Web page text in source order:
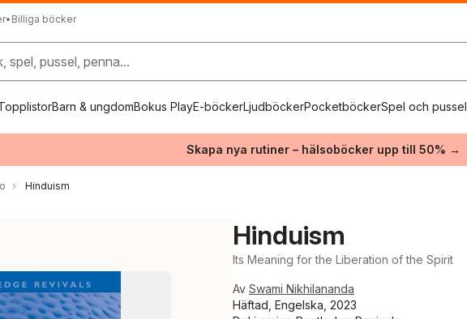
• Billiga böcker
spel, pussel, penna...
Barn & ungdomBokus PlayE-böckerLjudböckerPocketböckerSpel och pussel
Skapa nya rutiner – hälsoböcker upp till 50% →
Hinduism
Hinduism
Its Meaning for the Liberation of the Spirit
Av Swami Nikhilananda
Häftad, Engelska, 2023